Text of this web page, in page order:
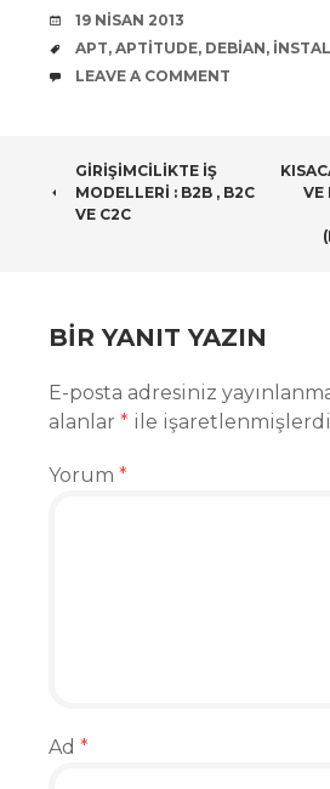
DATE
19 NISAN 2013
TAGS
APT, APTITUDE, DEBIAN,
COMMENTS
LEAVE A COMMENT
POST
NAVIGATION
GIRIŞIMCILIKTE İŞ
MODELLERI : B2B , B2C
VE C2C
VE
BIR YANIT YAZIN
E-posta adresiniz
alanlar * ile
Yorum *
Ad *